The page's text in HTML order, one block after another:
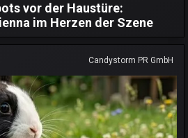
vor der Haustüre:
im Herzen der Szene
Candystorm PR GmbH